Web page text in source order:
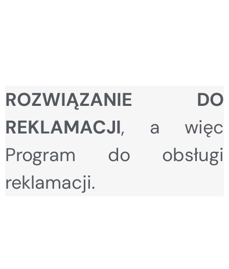
ROZWIĄZANIE DO
REKLAMACJI, a więc
Program do obsługi
reklamacji.